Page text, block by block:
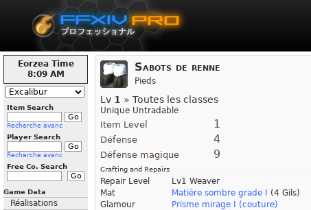
Eorzea Time
8:09 AM
Item Search
Recherche avanc
Player Search
Recherche avanc
Free Co. Search
Game Data
Réalisations
Sabots de renne
Pieds
Lv 1 » Toutes les classes
Unique Untradable
Item Level 1
Défense 4
Défense magique 9
Crafting and Repairs
Repair Level
Lv1 Weaver
Mat
Matière sombre grade I
(4 Gils)
Glamour
Prisme mirage I (couture)